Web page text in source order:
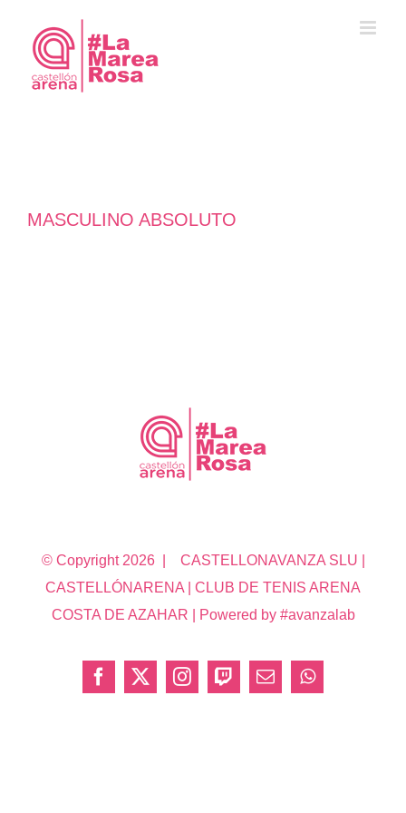
contenido
MASCULINO ABSOLUTO
© Copyright 2026 | CASTELLONAVANZA SLU |
CASTELLÓNARENA | CLUB DE TENIS ARENA
COSTA DE AZAHAR | Powered by #avanzalab
Facebook
X InstagramTwitchCorreoWhatsApp